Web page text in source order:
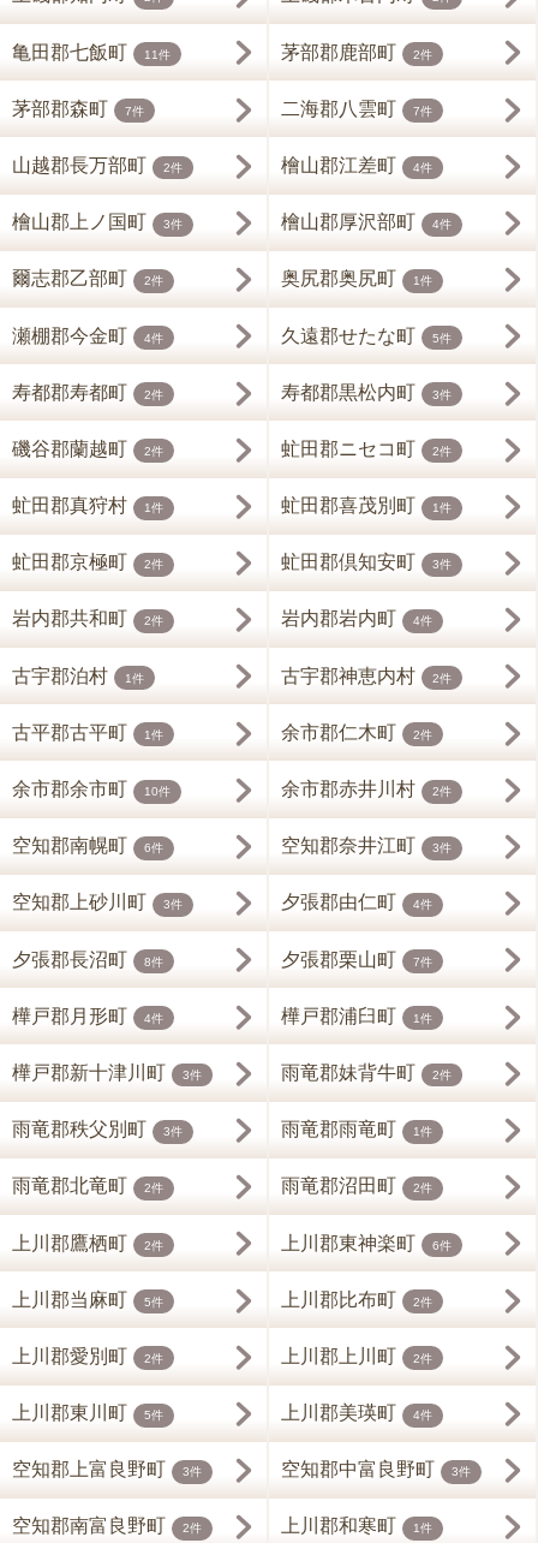
亀田郡七飯町 11件 茅部郡鹿部町 2件
茅部郡森町 7件 二海郡八雲町 7件
山越郡長万部町 2件 檜山郡江差町 4件
檜山郡上ノ国町 3件 檜山郡厚沢部町 4件
爾志郡乙部町 2件 奥尻郡奥尻町 1件
瀬棚郡今金町 4件 久遠郡せたな町 5件
寿都郡寿都町 2件 寿都郡黒松内町 3件
磯谷郡蘭越町 2件 虻田郡ニセコ町 2件
虻田郡真狩村 1件 虻田郡喜茂別町 1件
虻田郡京極町 2件 虻田郡倶知安町 3件
岩内郡共和町 2件 岩内郡岩内町 4件
古宇郡泊村 1件 古宇郡神恵内村 2件
古平郡古平町 1件 余市郡仁木町 2件
余市郡余市町 10件 余市郡赤井川村 2件
空知郡南幌町 6件 空知郡奈井江町 3件
空知郡上砂川町 3件 夕張郡由仁町 4件
夕張郡長沼町 8件 夕張郡栗山町 7件
樺戸郡月形町 4件 樺戸郡浦臼町 1件
樺戸郡新十津川町 3件 雨竜郡妹背牛町 2件
雨竜郡秩父別町 3件 雨竜郡雨竜町 1件
雨竜郡北竜町 2件 雨竜郡沼田町 2件
上川郡鷹栖町 2件 上川郡東神楽町 6件
上川郡当麻町 5件 上川郡比布町 2件
上川郡愛別町 2件 上川郡上川町 2件
上川郡東川町 5件 上川郡美瑛町 4件
空知郡上富良野町 3件 空知郡中富良野町 3件
空知郡南富良野町 2件 上川郡和寒町 1件